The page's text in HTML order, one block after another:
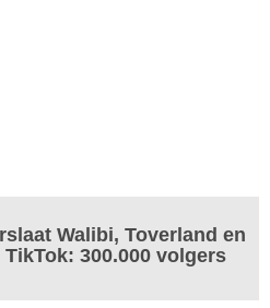
Walibi, Toverland en
300.000 volgers